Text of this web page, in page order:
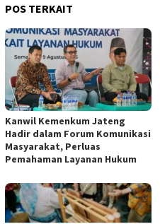
POS TERKAIT
Kanwil Kemenkum Jateng
Hadir dalam Forum Komunikasi
Masyarakat, Perluas
Pemahaman Layanan Hukum